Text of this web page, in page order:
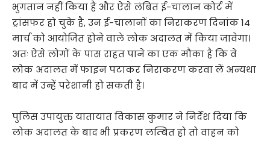
भुगतान नहीं किया है और ऐसे लंबित ई-चालान कोर्ट में
ट्रांसफर हो चुके है, उन ई-चालानों का निराकरण दिनांक 14
मार्च को आयोजित होने वाले लोक अदालत में किया जावेगा।
अतः ऐसे लोगों के पास राहत पाने का एक मौका है कि वे
लोक अदालत में फाइन पटाकर निराकरण करवा लें अन्यथा
बाद में उन्हें परेशानी हो सकती है।
पुलिस उपायुक्त यातायात विकास कुमार ने निर्देश दिया कि
लोक अदालत के बाद भी प्रकरण लम्बित हो तो वाहन को